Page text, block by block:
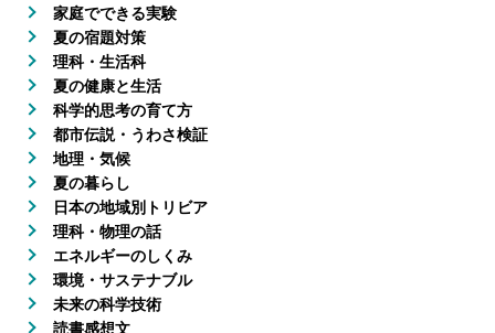
家庭でできる実験
夏の宿題対策
理科・生活科
夏の健康と生活
科学的思考の育て方
都市伝説・うわさ検証
地理・気候
夏の暮らし
日本の地域別トリビア
理科・物理の話
エネルギーのしくみ
環境・サステナブル
未来の科学技術
読書感想文